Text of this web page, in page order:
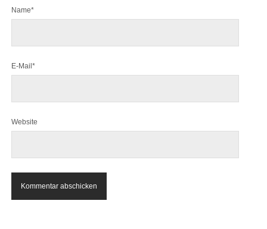
Name*
E-Mail*
Website